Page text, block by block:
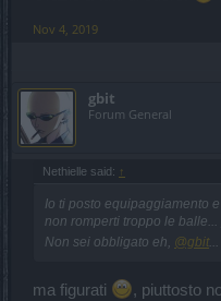
Nov 4, 2019
gbit
Forum General
Nethielle said: ↑
Io ti posto equipaggiamento
non romperti troppo le
Non sei obbligato eh, @gbit
ma figurati
, piuttosto